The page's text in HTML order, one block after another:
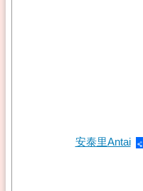
安泰里Antai